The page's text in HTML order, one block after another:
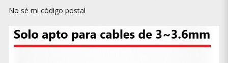
No sé mi código postal